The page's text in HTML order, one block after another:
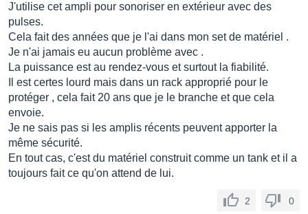
J'utilise cet ampli pour sonoriser en extérieur avec des
pulses.
Cela fait des années que je l'ai dans mon set de matériel .
Je n'ai jamais eu aucun problème avec .
La puissance est au rendez-vous et surtout la fiabilité.
Il est certes lourd mais dans un rack approprié pour le
protéger , cela fait 20 ans que je le branche et que cela
envoie.
Je ne sais pas si les amplis récents peuvent apporter la
même sécurité.
En tout cas, c'est du matériel construit comme un tank et il a
toujours fait ce qu'on attend de lui.
2 0